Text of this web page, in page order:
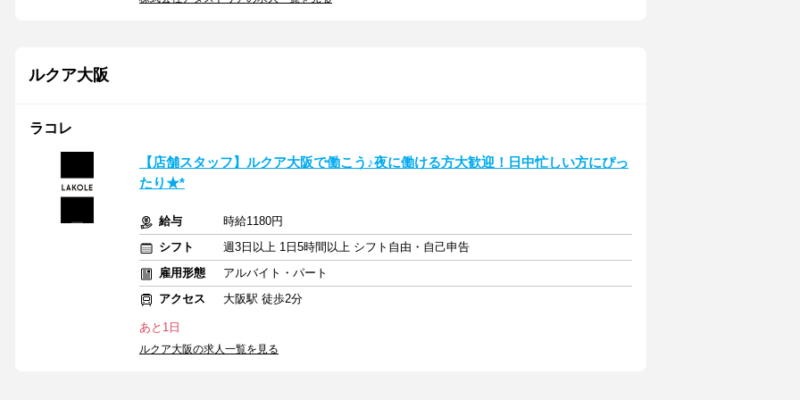
ルクア大阪
ラコレ
【店舗スタッフ】ルクア大阪で働こう♪夜に働ける方大歓迎！日中忙しい方にぴっ
たり★*
給与
時給1180円
シフト
週3日以上 1日5時間以上 シフト自由・自己申告
雇用形態
アルバイト・パート
アクセス
大阪駅 徒歩2分
あと1日
ルクア大阪の求人一覧を見る